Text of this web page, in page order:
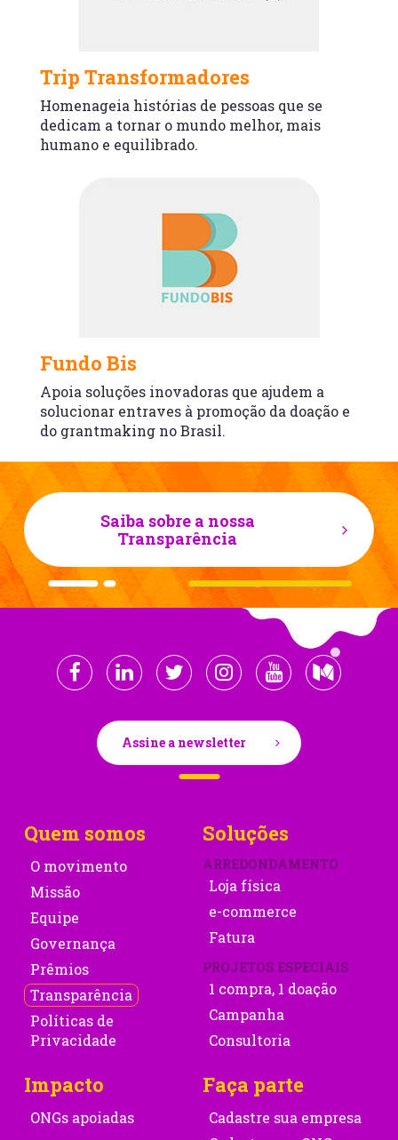
Trip Transformadores
Homenageia histórias de pessoas que se
dedicam a tornar o mundo melhor, mais
humano e equilibrado.
Fundo Bis
Apoia soluções inovadoras que ajudem a
solucionar entraves à promoção da doação e
do grantmaking no Brasil.
Saiba sobre a nossa
Transparência
Assine a newsletter
Quem somos
O movimento
Missão
Equipe
Governança
Prêmios
Transparência
Políticas de
Privacidade
Soluções
ARREDONDAMENTO
Loja física
e-commerce
Fatura
PROJETOS ESPECIAIS
1 compra, 1 doação
Campanha
Consultoria
Impacto
ONGs apoiadas
Faça parte
Cadastre sua empresa